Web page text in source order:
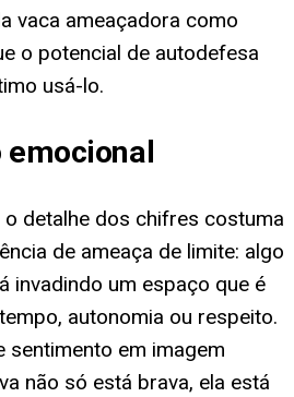
vaca ameaçadora como
o potencial de autodefesa
usá-lo.
o detalhe dos chifres costuma
de ameaça de limite: algo
invadindo um espaço que é
autonomia ou respeito.
sentimento em imagem
não só está brava, ela está